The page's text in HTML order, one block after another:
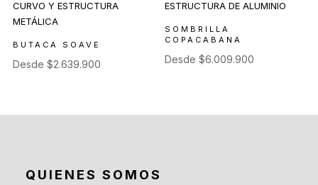
BUTACA SOAVE
Desde $2.639.900
SOMBRILLA
COPACABANA
Desde$6.009.900
QUIENES SOMOS